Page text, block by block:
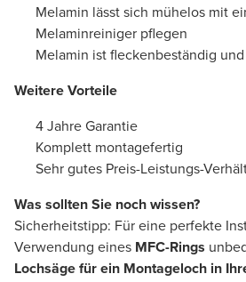
Melamin lässt sich mühelos mit
Melaminreiniger pflegen
Melamin ist fleckenbeständig
Weitere Vorteile
4 Jahre Garantie
Komplett montagefertig
Sehr gutes Preis-Leistungs-
Was sollten Sie noch wissen?
Sicherheitstipp: Für eine perfekte
Verwendung eines MFC-Rings
Lochsäge für ein Montageloch in